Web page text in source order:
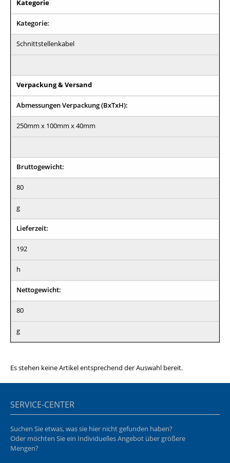
Kategorie
Kategorie:
Schnittstellenkabel
Verpackung & Versand
Abmessungen Verpackung (BxTxH):
250mm x 100mm x 40mm
Bruttogewicht:
80
g
Lieferzeit:
192
h
Nettogewicht:
80
g
Es stehen keine Artikel entsprechend der Auswahl bereit.
SERVICE-CENTER
Suchen Sie etwas, was sie hier nicht gefunden haben?
Oder möchten Sie ein Individuelles Angebot über größere
Mengen?